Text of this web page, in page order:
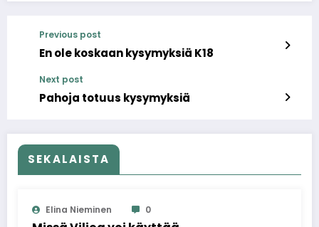
Previous post
En ole koskaan kysymyksiä K18
Next post
Pahoja totuus kysymyksiä
SEKALAISTA
Elina Nieminen 0